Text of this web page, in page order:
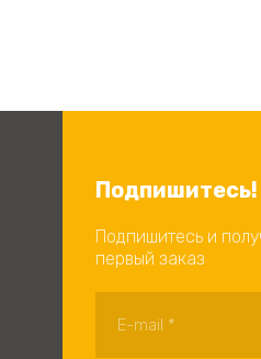
Подпишитесь!
Подпишитесь и
первый заказ